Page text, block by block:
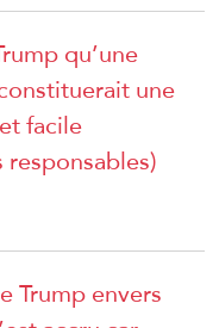
qu’une
une
facile
Trump envers